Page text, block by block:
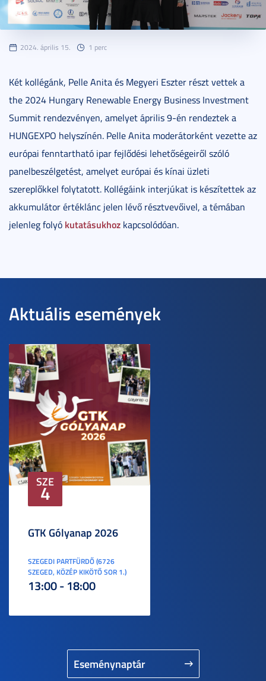
2024. április 15. 1 perc
Két kollégánk, Pelle Anita és Megyeri Eszter részt vettek a
the 2024 Hungary Renewable Energy Business Investment
Summit rendezvényen, amelyet április 9-én rendeztek a
HUNGEXPO helyszínén. Pelle Anita moderátorként vezette az
európai fenntartható ipar fejlődési lehetőségeiről szóló
panelbeszélgetést, amelyet európai és kínai üzleti
szereplőkkel folytatott. Kollégáink interjúkat is készítettek az
akkumulátor értéklánc jelen lévő résztvevőivel, a témában
jelenleg folyó kutatásukhoz kapcsolódóan.
Aktuális események
Eseménynaptár
SZE
4
GTK Gólyanap 2026
SZEGEDI PARTFÜRDŐ (6726
SZEGED, KÖZÉP KIKÖTŐ SOR 1.)
13:00 - 18:00